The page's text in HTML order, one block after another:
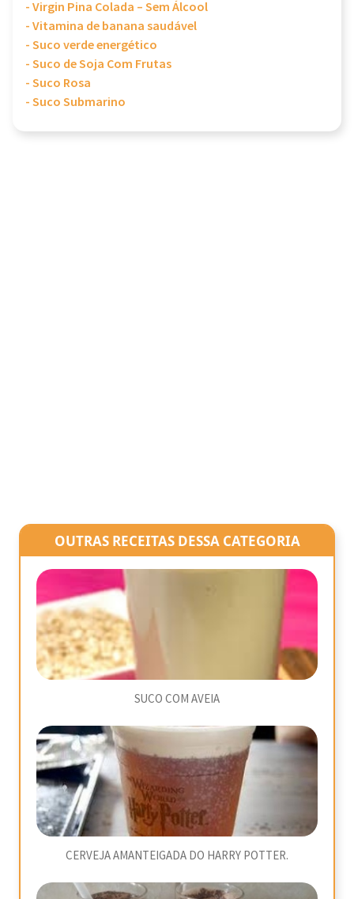
- Virgin Pina Colada – Sem Álcool
- Vitamina de banana saudável
- Suco verde energético
- Suco de Soja Com Frutas
- Suco Rosa
- Suco Submarino
OUTRAS RECEITAS DESSA CATEGORIA
SUCO COM AVEIA
CERVEJA AMANTEIGADA DO HARRY POTTER.